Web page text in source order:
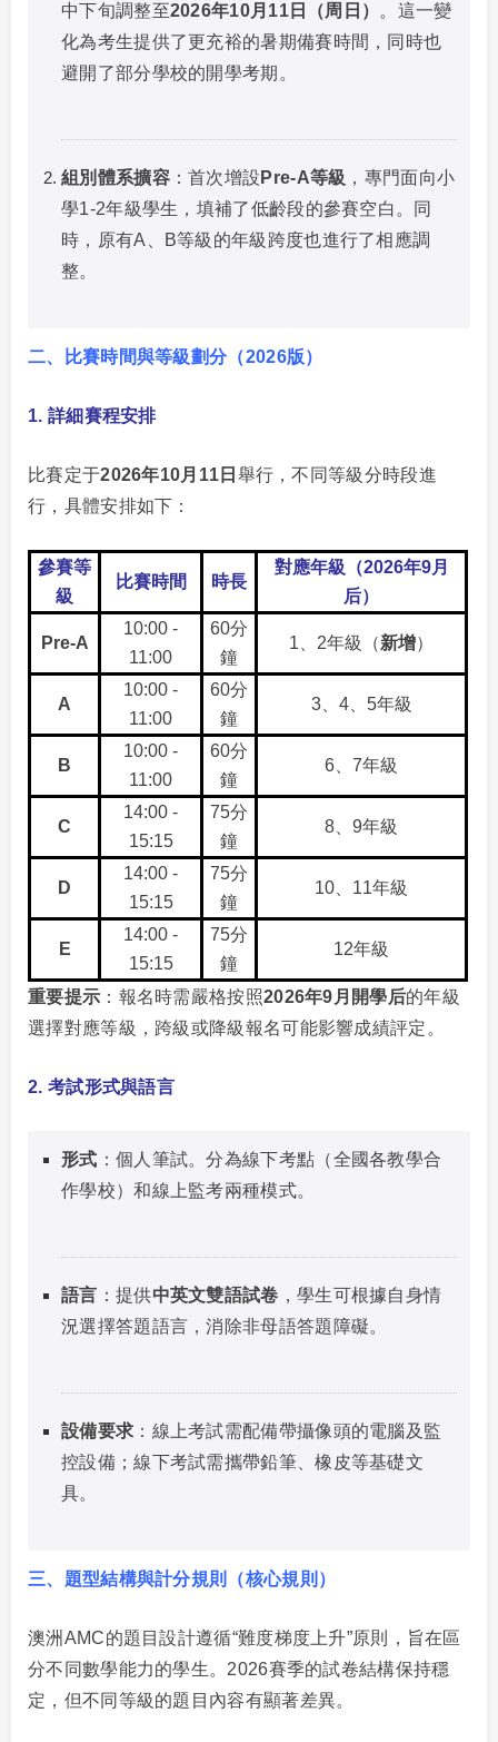
中下旬調整至2026年10月11日（周日） 。這一變
化為考生提供了更充裕的暑期備賽時間，同時也
避開了部分學校的開學考期。
組別體系擴容：首次增設 Pre-A等級 ，專門面向小
學1-2年級學生，填補了低齡段的參賽空白。同
時，原有A、B等級的年級跨度也進行了相應調
整。
二、比賽時間與等級劃分（2026版）
1. 詳細賽程安排
比賽定于2026年10月11日 舉行，不同等級分時段進
行，具體安排如下：
參賽等
級
比賽時間 時長
對應年級（2026年9月
后）
Pre-A
10:00 -
11:00
60分
鐘
1、2年級（新增）
A
10:00 -
11:00
60分
鐘
3、4、5年級
B
10:00 -
11:00
60分
鐘
6、7年級
C
14:00 -
15:15
75分
鐘
8、9年級
D
14:00 -
15:15
75分
鐘
10、11年級
E
14:00 -
15:15
75分
鐘
12年級
重要提示 ：報名時需嚴格按照2026年9月開學后的年級
選擇對應等級，跨級或降級報名可能影響成績評定。
2. 考試形式與語言
形式 ：個人筆試。分為線下考點（全國各教學合
作學校）和線上監考兩種模式。
語言 ：提供中英文雙語試卷 ，學生可根據自身情
況選擇答題語言，消除非母語答題障礙。
設備要求 ：線上考試需配備帶攝像頭的電腦及監
控設備；線下考試需攜帶鉛筆、橡皮等基礎文
具。
三、題型結構與計分規則（核心規則）
澳洲AMC的題目設計遵循“難度梯度上升”原則，旨在區
分不同數學能力的學生。2026賽季的試卷結構保持穩
定，但不同等級的題目內容有顯著差異。